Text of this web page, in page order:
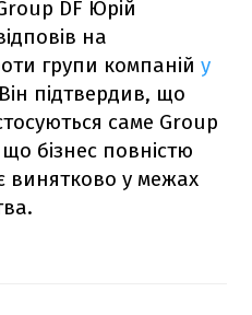
DF Юрій
на
групи компаній у
підтвердив, що
саме Group
бізнес повністю
винятково у межах